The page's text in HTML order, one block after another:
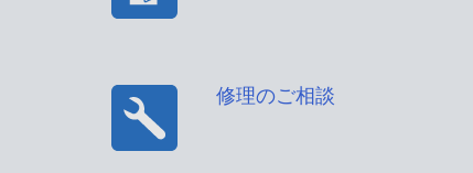
修理のご相談